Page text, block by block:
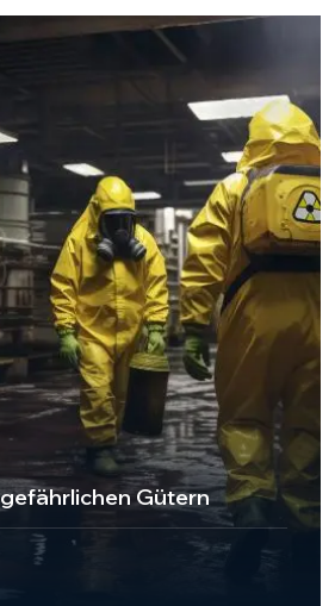
Sensibilität und
wir für den sicheren und
Gütern
bietet Dienstleistungen nach